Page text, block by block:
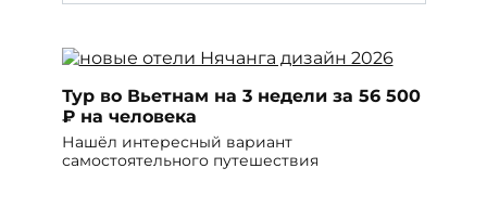
Тур во Вьетнам на 3 недели за 56 500
₽ на человека
Нашёл интересный вариант
самостоятельного путешествия